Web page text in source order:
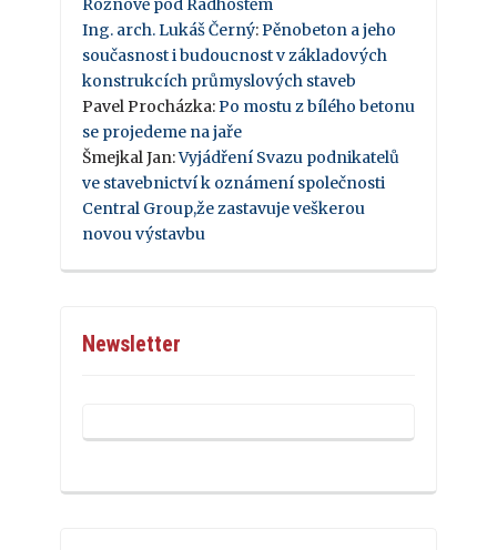
Ing. arch. Lukáš Černý: Pěnobeton a jeho
současnost i budoucnost v základových
konstrukcích průmyslových staveb
Pavel Procházka: Po mostu z bílého betonu
se projedeme na jaře
Šmejkal Jan:Vyjádření Svazu podnikatelů
ve stavebnictví k oznámení společnosti
Central Group,že zastavuje veškerou
novou výstavbu
Newsletter